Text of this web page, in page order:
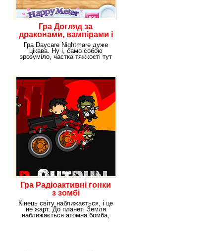
Гра Догляд за
драконами, вампірами і
привидами
Гра Daycare Nightmare дуже
цікава. Ну і, само собою
зрозуміло, частка тяжкості тут
Гра Радіоактивні гонки
з зомбі
Кінець світу наближається, і це
не жарт. До планеті Земля
наближається атомна бомба,